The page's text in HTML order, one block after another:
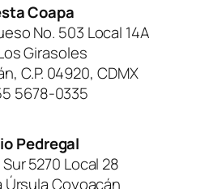
Coapa
No. 503 Local 14A
Girasoles
C.P. 04920, CDMX
5678-0335
Pedregal
5270 Local 28
Úrsula Coyoacán